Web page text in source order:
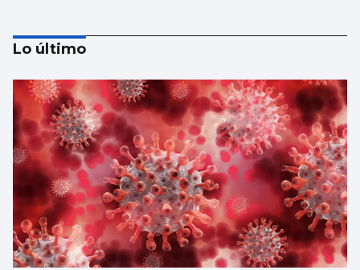
El Vaticano cerró el año 2025 con un
patrimonio neto de 2.686 millones
Lo último